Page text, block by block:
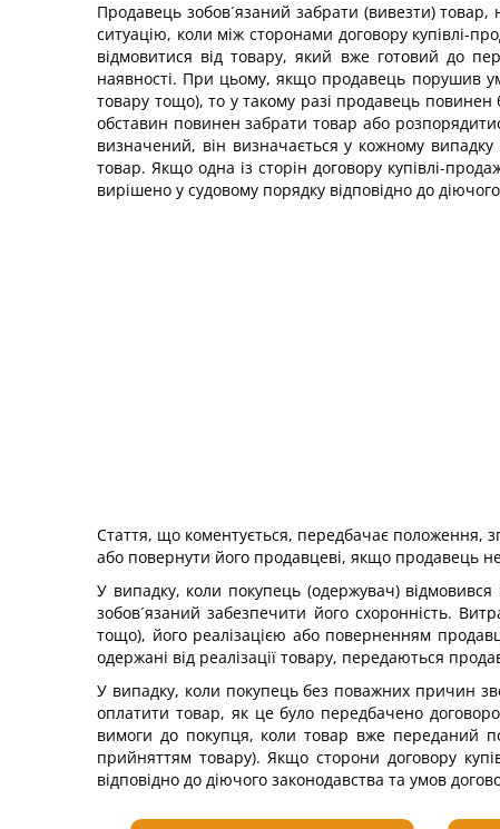
Продавець зобов´язаний забрати (вивезти)
ситуацію, коли між сторонами договору купівлі-
відмовитися від товару, який вже готовий до
наявності. При цьому, якщо продавець порушив
товару тощо), то у такому разі продавець
обставин повинен забрати товар або
визначений, він визначається у кожному
товар. Якщо одна із сторін договору купівлі-
вирішено у судовому порядку відповідно до
Стаття, що коментується, передбачає положення,
або повернути його продавцеві, якщо продавець
У випадку, коли покупець (одержувач)
зобов´язаний забезпечити його схоронність.
тощо), його реалізацією або поверненням
одержані від реалізації товару, передаються
У випадку, коли покупець без поважних причин
оплатити товар, як це було передбачено
вимоги до покупця, коли товар вже переданий
прийняттям товару). Якщо сторони договору
відповідно до діючого законодавства та умов